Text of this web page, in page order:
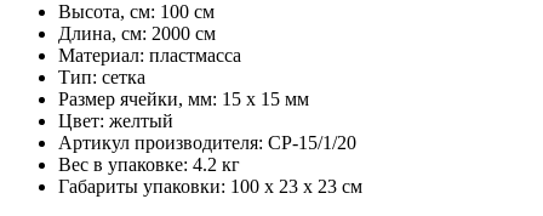
Высота, см: 100 см
Длина, см: 2000 см
Материал: пластмасса
Тип: сетка
Размер ячейки, мм: 15 х 15 мм
Цвет: желтый
Артикул производителя: СР-15/1/20
Вес в упаковке: 4.2 кг
Габариты упаковки: 100 x 23 x 23 см